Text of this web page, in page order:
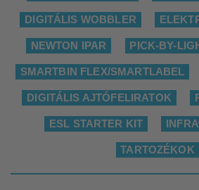
DIGITÁLIS WOBBLER
NEWTON IPAR PICK-BY-
SMARTBIN FLEX/SMARTLABEL
DIGITÁLIS AJTÓFELIRATOK
ESL STARTER KIT
TARTOZÉKOK